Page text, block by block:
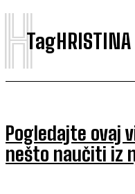
TagHRISTINA
H
Pogledajte ovaj
nešto naučiti iz